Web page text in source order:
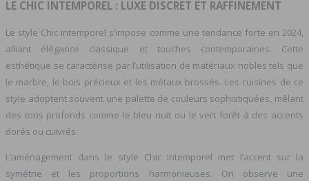
LE CHIC INTEMPOREL : LUXE DISCRET ET RAFFINEMENT
Le style Chic Intemporel s’impose comme une tendance forte en 2024,
alliant élégance classique et touches contemporaines. Cette
esthétique se caractérise par l’utilisation de matériaux nobles tels que
le marbre, le bois précieux et les métaux brossés. Les cuisines de ce
style adoptent souvent une palette de couleurs sophistiquées, mêlant
des tons profonds comme le bleu nuit ou le vert forêt à des accents
dorés ou cuivrés.
L’aménagement dans le style Chic Intemporel met l’accent sur la
symétrie et les proportions harmonieuses. On observe une